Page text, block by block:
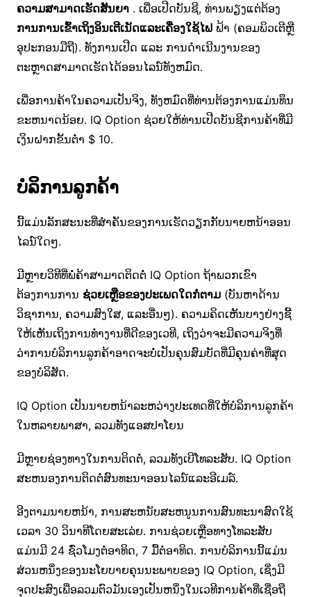
ຄວາມສາມາດເຮັດສັນຍາ. ເພື່ອເປີດບັນຊີ, ທ່ານພຽງແຕ່ຕ້ອງ
ການການເຂົ້າເຖິງອິນເຕີເນັດແລະເຄື່ອງໃຊ້ໄຟຟ້າ (ຄອມພິວເຕີຫຼື
ອຸປະກອນມືຖື). ທັງການເປີດ ແລະ ການດໍາເນີນງານຂອງ
ຕະຫຼາດສາມາດເຮັດໄດ້ອອນໄລນ໌ທັງຫມົດ.
ເພື່ອການຄ້າໃນຄວາມເປັນຈິງ, ທັງຫມົດທີ່ທ່ານຕ້ອງການແມ່ນທຶນ
ຂະຫນາດນ້ອຍ. IQ Option ຊ່ວຍໃຫ້ທ່ານເປີດບັນຊີການຄ້າທີ່ມີ
ເງິນຝາກຂັ້ນຕ່ໍາ $ 10.
ບໍ​ລິ​ການ​ລູກ​ຄ້າ
ນີ້ແມ່ນລັກສະນະທີ່ສໍາຄັນຂອງການເຮັດວຽກກັບນາຍຫນ້າອອນ
ໄລນ໌ໃດໆ.
ມີຫຼາຍວິທີທີ່ພໍ່ຄ້າສາມາດຕິດຕໍ່ IQ Option ຖ້າພວກເຂົາ
ຕ້ອງການການ ຊ່ວຍເຫຼືອຂອງປະເພດໃດກໍ່ຕາມ(ບັນຫາດ້ານ
ວິຊາການ, ຄວາມສົງໃສ, ແລະອື່ນໆ). ຄວາມຄິດເຫັນບາງຢ່າງຊີ້
ໃຫ້ເຫັນເຖິງການທໍາງານທີ່ດີຂອງເວທີ, ເຖິງວ່າຈະມີຄວາມຈິງທີ່
ວ່າການບໍລິການລູກຄ້າອາດຈະບໍ່ເປັນຄຸນສົມບັດທີ່ມີຄຸນຄ່າທີ່ສຸດ
ຂອງບໍລິສັດ.
IQ Option ເປັນນາຍຫນ້າລະຫວ່າງປະເທດທີ່ໃຫ້ບໍລິການລູກຄ້າ
ໃນຫລາຍພາສາ, ລວມທັງແອສປາໂຍນ
ມີຫຼາຍຊ່ອງທາງໃນການຕິດຕໍ່, ລວມທັງເບີໂທລະສັບ. IQ Option
ສະຫນອງການຕິດຕໍ່ສົນທະນາອອນໄລນ໌ແລະອີເມລ໌.
ອີງຕາມນາຍຫນ້າ, ການສະຫນັບສະຫນູນການສົນທະນາສົດໃຊ້
ເວລາ 30 ວິນາທີໂດຍສະເລ່ຍ. ການຊ່ວຍເຫຼືອທາງໂທລະສັບ
ແມ່ນມີ 24 ຊົ່ວໂມງຕໍ່ອາທິດ, 7 ມື້ຕໍ່ອາທິດ. ການບໍລິການນີ້ແມ່ນ
ສ່ວນຫນຶ່ງຂອງນະໂຍບາຍຄຸນນະພາບຂອງ IQ Option, ເຊິ່ງມີ
ຈຸດປະສົງເພື່ອລວມຕົວມັນເອງເປັນຫນຶ່ງໃນເວທີການຄ້າທີ່ເຊື່ອຖື